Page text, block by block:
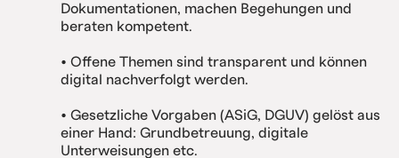
Dokumentationen, machen Begehungen und
beraten kompetent.
• Offene Themen sind transparent und können
digital nachverfolgt werden.
• Gesetzliche Vorgaben (ASiG, DGUV) gelöst aus
einer Hand: Grundbetreuung, digitale
Unterweisungen etc.